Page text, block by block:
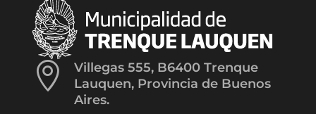

Villegas 555, B6400 Trenque
Lauquen, Provincia de Buenos
Aires.